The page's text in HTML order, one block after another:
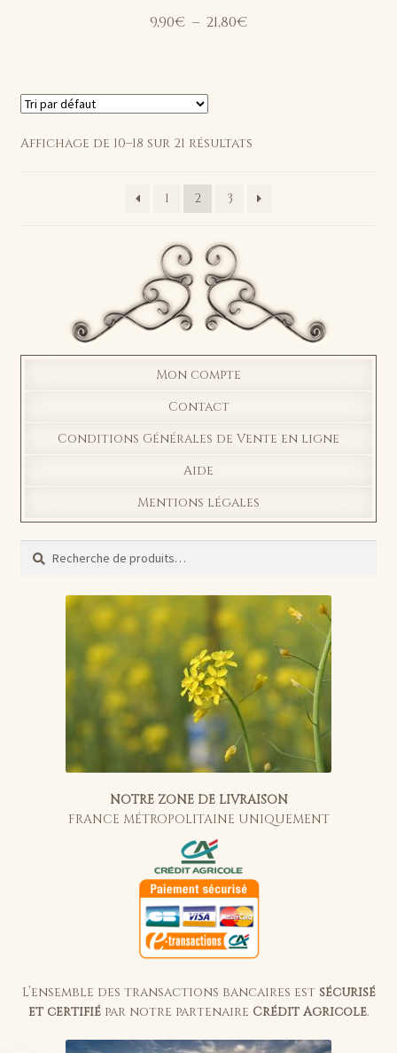
9,90€ – 21,80€Plage
Affichage de 10–18 sur 21 résultats
1 2 3
Mon compte
Contact
Conditions Générales de Vente en ligne
Aide
Mentions légales
Recherche
pour :
Recherche
NOTRE ZONE DE LIVRAISON
FRANCE MÉTROPOLITAINE UNIQUEMENT
L’ensemble des transactions bancaires est sécurisé
et certifiépar notre partenaire Crédit Agricole.